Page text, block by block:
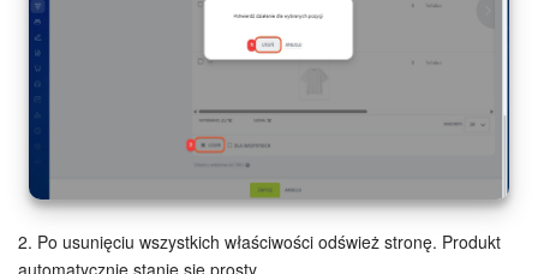
2. Po usunięciu wszystkich właściwości odśwież stronę. Produkt